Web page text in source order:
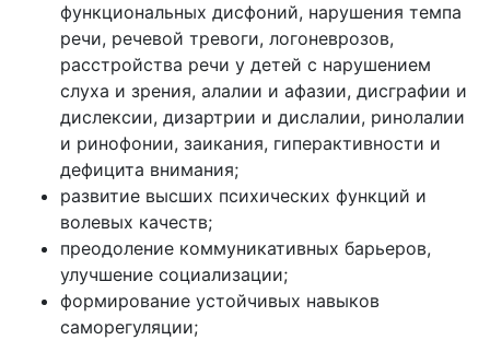
функциональных дисфоний, нарушения темпа
речи, речевой тревоги, логоневрозов,
расстройства речи у детей с нарушением
слуха и зрения, алалии и афазии, дисграфии и
дислексии, дизартрии и дислалии, ринолалии
и ринофонии, заикания, гиперактивности и
дефицита внимания;
развитие высших психических функций и
волевых качеств;
преодоление коммуникативных барьеров,
улучшение социализации;
формирование устойчивых навыков
саморегуляции;